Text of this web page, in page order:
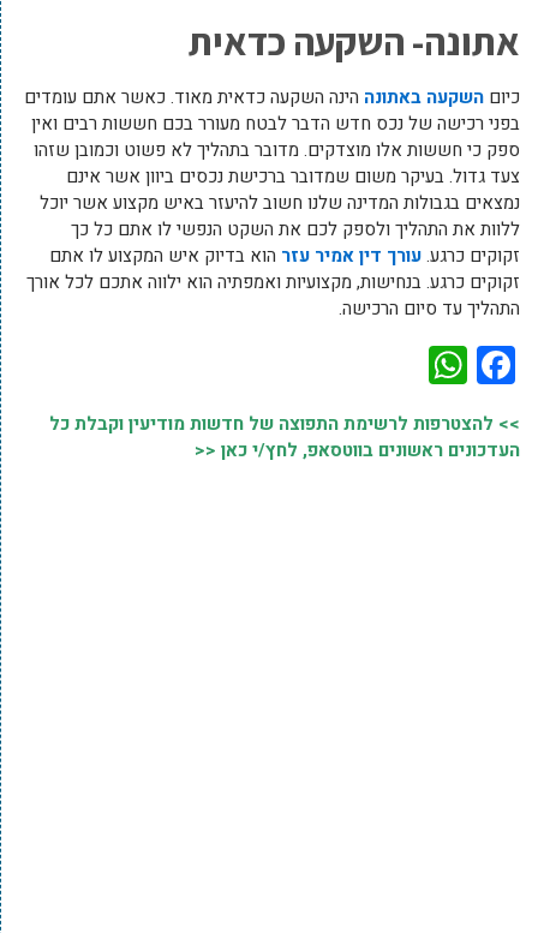
אתונה- השקעה כדאית
כיום השקעה באתונה הינה השקעה כדאית מאוד. כאשר אתם עומדים
בפני רכישה של נכס חדש הדבר לבטח מעורר בכם חששות רבים ואין
ספק כי חששות אלו מוצדקים. מדובר בתהליך לא פשוט וכמובן שזהו
צעד גדול. בעיקר משום שמדובר ברכישת נכסים ביוון אשר אינם
נמצאים בגבולות המדינה שלנו חשוב להיעזר באיש מקצוע אשר יוכל
ללוות את התהליך ולספק לכם את השקט הנפשי לו אתם כל כך
זקוקים כרגע.עורך דין אמיר עזר הוא בדיוק איש המקצוע לו אתם
זקוקים כרגע. בנחישות, מקצועיות ואמפתיה הוא ילווה אתכם לכל אורך
התהליך עד סיום הרכישה.
Facebook
>> להצטרפות לרשימת התפוצה של חדשות מודיעין וקבלת כל
העדכונים ראשונים בווטסאפ, לחץ/י כאן <<